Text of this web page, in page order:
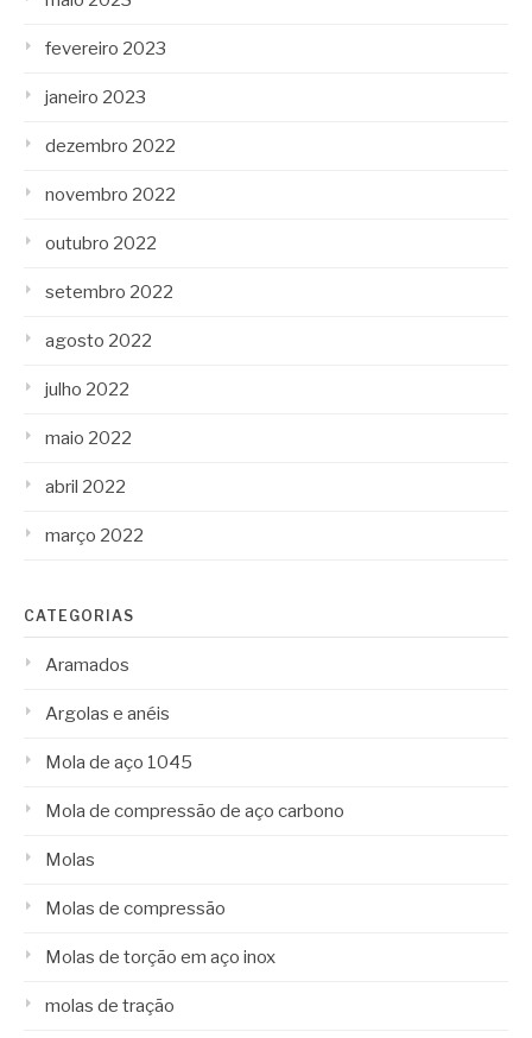
fevereiro 2023
janeiro 2023
dezembro 2022
novembro 2022
outubro 2022
setembro 2022
agosto 2022
julho 2022
maio 2022
abril 2022
março 2022
CATEGORIAS
Aramados
Argolas e anéis
Mola de aço 1045
Mola de compressão de aço carbono
Molas
Molas de compressão
Molas de torção em aço inox
molas de tração